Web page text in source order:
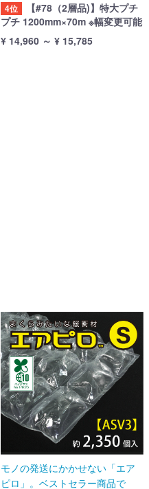
4位
【#78（2層品)】特大プチ
プチ 1200mm×70m ※幅変更可能
¥ 14,960 ～ ¥ 15,785
モノの発送にかかせない「エア
ピロ」。ベストセラー商品で